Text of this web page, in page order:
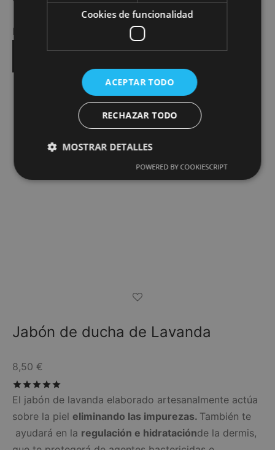
Indicado como jabón facial y corporal
Jabón de ducha de Lavanda
8,50 €
El jabón de lavanda elaborado artesanalmente actúa
sobre la piel eliminando las impurezas. También te
ayudará en la regulación e hidrataciónde la dermis,
Cookies de funcionalidad
ACEPTAR TODO
RECHAZAR TODO
MOSTRAR DETALLES
POWERED BY COOKIESCRIPT